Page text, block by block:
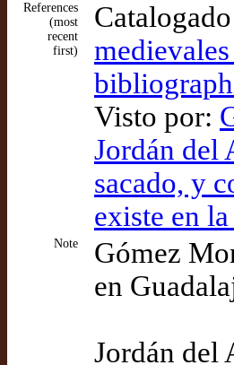
References
(most
recent
first)
Visto por:
Jordán del
sacado, y
existe en
Note
Gómez
en
Jordán del